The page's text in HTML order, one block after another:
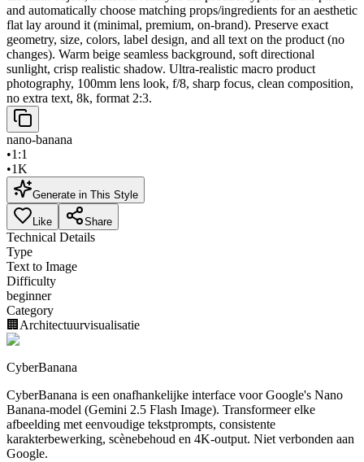
and automatically choose matching props/ingredients for an aesthetic
flat lay around it (minimal, premium, on-brand). Preserve exact
geometry, size, colors, label design, and all text on the product (no
changes). Warm beige seamless background, soft directional
sunlight, crisp realistic shadow. Ultra-realistic macro product
photography, 100mm lens look, f/8, sharp focus, clean composition,
no extra text, 8k, format 2:3.
nano-banana
•1:1
•1K
Generate in This Style
Like Share
Technical Details
Type
Text to Image
Difficulty
beginner
Category
🏢 Architectuurvisualisatie
CyberBanana
CyberBanana is een onafhankelijke interface voor Google's Nano
Banana-model (Gemini 2.5 Flash Image). Transformeer elke
afbeelding met eenvoudige tekstprompts, consistente
karakterbewerking, scènebehoud en 4K-output. Niet verbonden aan
Google.